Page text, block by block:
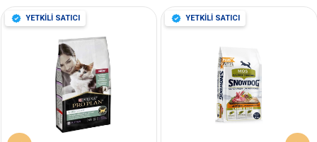
YETKİLİ SATICI YETKİLİ SATICI